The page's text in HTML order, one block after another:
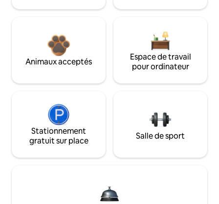
Animaux acceptés
Espace de travail
pour ordinateur
Stationnement
gratuit sur place
Salle de sport